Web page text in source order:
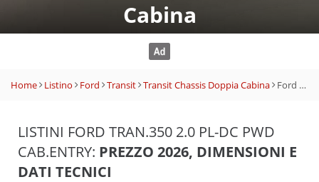
Cabina
Home Listino Ford Transit Transit Chassis Doppia Cabina Ford Tran.350 2.0 PL-DC PWD Cab.Entry
LISTINI FORD TRAN.350 2.0 PL-DC PWD
CAB.ENTRY: PREZZO 2026, DIMENSIONI E
DATI TECNICI